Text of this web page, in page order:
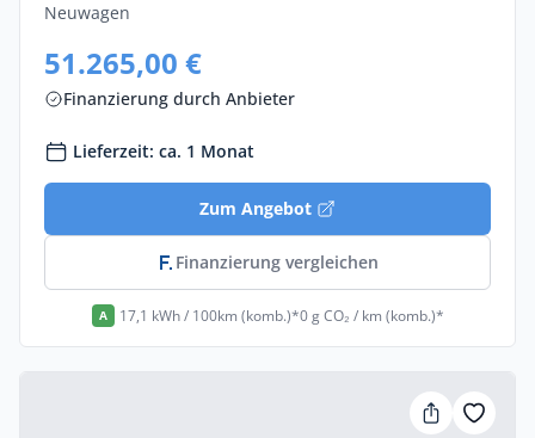
Neuwagen
51.265,00 €
Finanzierung durch Anbieter
Lieferzeit: ca. 1 Monat
Zum Angebot
Finanzierung vergleichen
A 17,1 kWh / 100km (komb.)*0 g CO₂ / km (komb.)*